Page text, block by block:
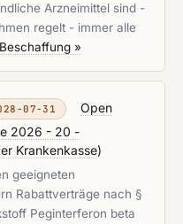
Arzneimittel sind -
regelt - immer alle
»
07-31
Open
2026 - 20 -
Krankenkasse)
geeigneten
Rabattverträge nach §
Peginterferon beta